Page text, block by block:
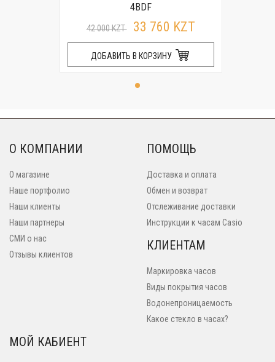
4BDF
42 000 KZT 33 760 KZT
ДОБАВИТЬ В КОРЗИНУ
О КОМПАНИИ
О магазине
Наше портфолио
Наши клиенты
Наши партнеры
СМИ о нас
Отзывы клиентов
ПОМОЩЬ
Доставка и оплата
Обмен и возврат
Отслеживание доставки
Инструкции к часам Casio
КЛИЕНТАМ
Маркировка часов
Виды покрытия часов
Водонепроницаемость
Какое стекло в часах?
МОЙ КАБИЕНТ